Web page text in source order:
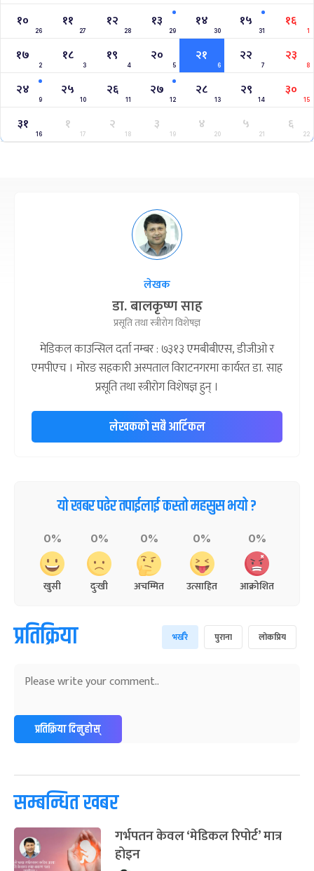
१०
26
११
27
१२
28
१३
29
१४
30
१५
31
१६
1
१७
2
१८
3
१९
4
२०
5
२१
6
२२
7
२३
8
२४
9
२५
10
२६
11
२७
12
२८
13
२९
14
३०
15
३१
16
१
17
२
18
३
19
४
20
५
21
६
22
लेखक
डा. बालकृष्ण साह
प्रसूति तथा स्त्रीरोग विशेषज्ञ
मेडिकल काउन्सिल दर्ता नम्बर : ७३१३ एमबीबीएस, डीजीओ र
एमपीएच । मोरङ सहकारी अस्पताल विराटनगरमा कार्यरत डा. साह
प्रसूति तथा स्त्रीरोग विशेषज्ञ हुन् ।
लेखकको सबै आर्टिकल
यो खबर पढेर तपाईलाई कस्तो महसुस भयो ?
0%
खुसी
0%
दुःखी
0%
अचम्मित
0%
उत्साहित
0%
आक्रोशित
प्रतिक्रिया भर्खरै पुराना लोकप्रिय
प्रतिक्रिया दिनुहोस्
सम्बन्धित खबर
गर्भपतन केवल ‘मेडिकल रिपोर्ट’ मात्र
होइन